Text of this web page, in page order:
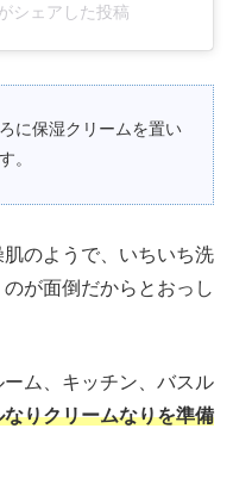
シェアした投稿
に保湿クリームを置い
。
のようで、いちいち洗
が面倒だからとおっし
ム、キッチン、バスル
りクリームなりを準備